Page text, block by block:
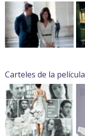
Carteles de la película